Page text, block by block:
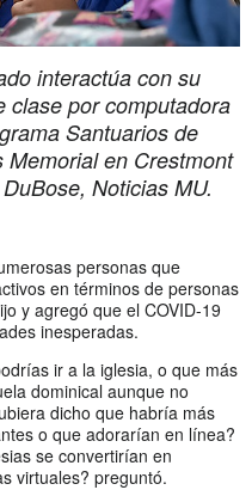
interactúa con su
clase por computadora
Santuarios de
en Crestmont
Noticias MU.
personas que
en términos de personas
y agregó que el COVID-19
inesperadas.
ir a la iglesia, o que más
dominical aunque no
dicho que habría más
o que adorarían en línea?
se convertirían en
virtuales? preguntó.